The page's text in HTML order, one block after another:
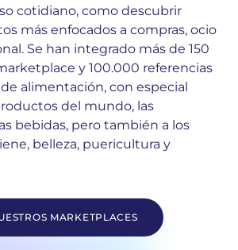
cotidiano, como descubrir
más enfocados a compras, ocio
Se han integrado más de 150
y 100.000 referencias
alimentación, con especial
del mundo, las
bebidas, pero también a los
belleza, puericultura y
MARKETPLACES